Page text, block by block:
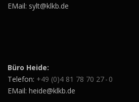
EMail: sylt@klkb.de
Büro Heide:
Telefon: +49 (0)4 81 78 70 27 - 0
EMail: heide@klkb.de